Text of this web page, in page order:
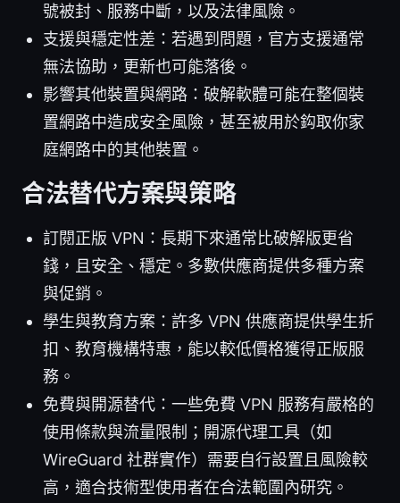
號被封、服務中斷，以及法律風險。
支援與穩定性差：若遇到問題，官方支援通常
無法協助，更新也可能落後。
影響其他裝置與網路：破解軟體可能在整個裝
置網路中造成安全風險，甚至被用於鈎取你家
庭網路中的其他裝置。
合法替代方案與策略
訂閱正版 VPN：長期下來通常比破解版更省
錢，且安全、穩定。多數供應商提供多種方案
與促銷。
學生與教育方案：許多 VPN 供應商提供學生折
扣、教育機構特惠，能以較低價格獲得正版服
務。
免費與開源替代：一些免費 VPN 服務有嚴格的
使用條款與流量限制；開源代理工具（如
WireGuard 社群實作）需要自行設置且風險較
高，適合技術型使用者在合法範圍內研究。